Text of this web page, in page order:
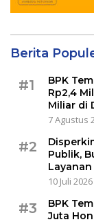
Berita
#1
BPK
Rp2,4
Miliar di
7 Agustus
#2
Publik,
Layanan
10 Juli 2026
#3
BPK
Juta